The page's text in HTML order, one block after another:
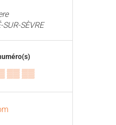
SUR-SÈVRE
▒▒ ▒▒